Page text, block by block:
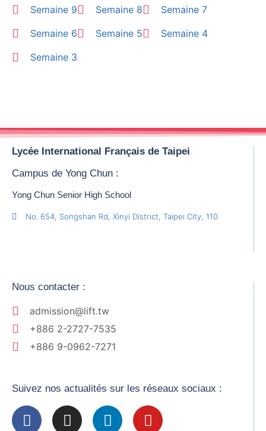
Semaine 9
Semaine 8
Semaine 7
Semaine 6
Semaine 5
Semaine 4
Semaine 3
Lycée International Français de Taipei
Campus de Yong Chun :
Yong Chun Senior High School
No. 654, Songshan Rd, Xinyi District, Taipei City, 110
Nous contacter :
admission@lift.tw
+886 2-2727-7535
+886 9-0962-7271
Suivez nos actualités sur les réseaux sociaux :